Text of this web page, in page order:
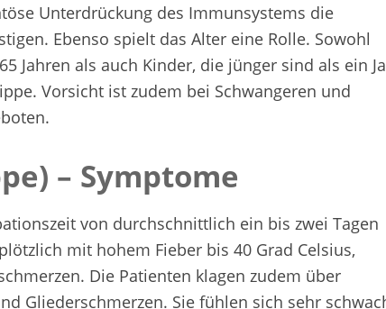
Unterdrückung des Immunsystems die
Ebenso spielt das Alter eine Rolle. Sowohl
Jahren als auch Kinder, die jünger sind als ein
Vorsicht ist zudem bei Schwangeren und
– Symptome
von durchschnittlich ein bis zwei Tagen
mit hohem Fieber bis 40 Grad Celsius,
Die Patienten klagen zudem über
Gliederschmerzen. Sie fühlen sich sehr